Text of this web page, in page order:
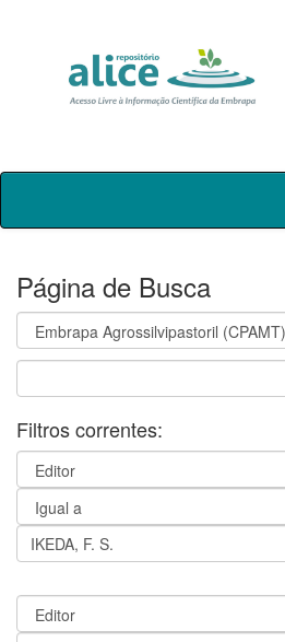
Skip
Página de Busca
Filtros correntes: